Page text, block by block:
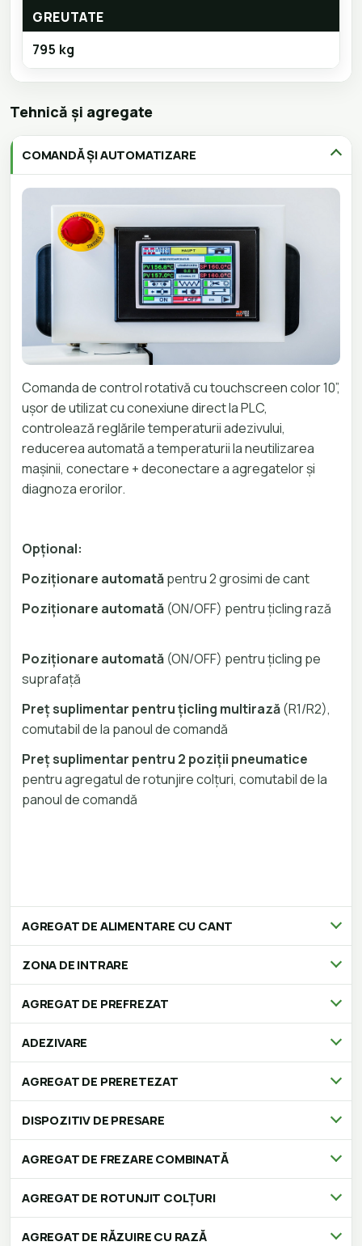
GREUTATE
795 kg
Tehnică și agregate
COMANDĂ ȘI AUTOMATIZARE
Comanda de control rotativă cu touchscreen color 10”,
ușor de utilizat cu conexiune direct la PLC,
controlează reglările temperaturii adezivului,
reducerea automată a temperaturii la neutilizarea
mașinii, conectare + deconectare a agregatelor și
diagnoza erorilor.
Opțional:
Poziționare automatăpentru 2 grosimi de cant
Poziționare automată (ON/OFF) pentru țicling rază
Poziționare automată (ON/OFF) pentru țicling pe
suprafață
Preț suplimentar pentru țicling multirază(R1/R2),
comutabil de la panoul de comandă
Preț suplimentar pentru 2 poziții pneumatice
pentru agregatul de rotunjire colțuri, comutabil de la
panoul de comandă
AGREGAT DE ALIMENTARE CU CANT
ZONA DE INTRARE
AGREGAT DE PREFREZAT
ADEZIVARE
AGREGAT DE PRERETEZAT
DISPOZITIV DE PRESARE
AGREGAT DE FREZARE COMBINATĂ
AGREGAT DE ROTUNJIT COLȚURI
AGREGAT DE RĂZUIRE CU RAZĂ